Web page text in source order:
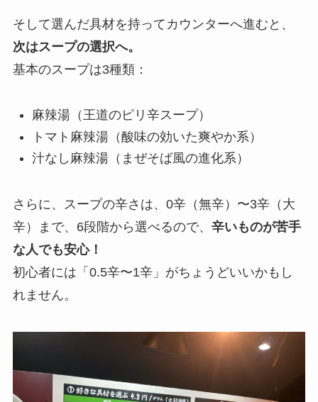
そして選んだ具材を持ってカウンターへ進むと、
次はスープの選択へ。
基本のスープは3種類：
麻辣湯（王道のピリ辛スープ）
トマト麻辣湯（酸味の効いた爽やか系）
汁なし麻辣湯（まぜそば風の進化系）
さらに、スープの辛さは、0辛（無辛）〜3辛（大
辛）まで、6段階から選べるので、 辛いものが苦手
な人でも安心！
初心者には「0.5辛〜1辛」がちょうどいいかもし
れません。